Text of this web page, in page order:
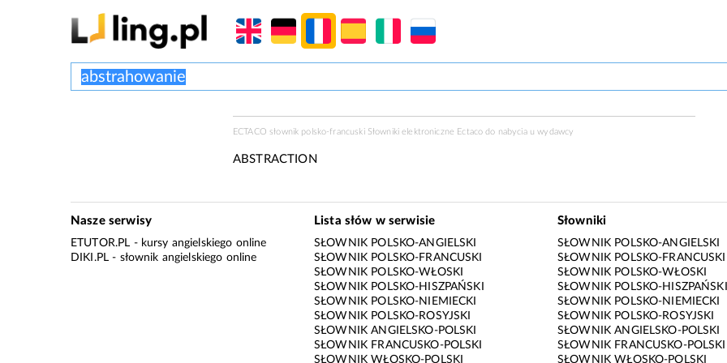
ECTACO słownik polsko-francuski Słowniki elektroniczne Ectaco do nabycia uwydawcy
ABSTRACTION
Nasze serwisy
ETUTOR.PL - kursy angielskiego online
DIKI.PL - słownik angielskiego online
Lista słów w serwisie
SŁOWNIK POLSKO-ANGIELSKI
SŁOWNIK POLSKO-FRANCUSKI
SŁOWNIK POLSKO-WŁOSKI
SŁOWNIK POLSKO-HISZPAŃSKI
SŁOWNIK POLSKO-NIEMIECKI
SŁOWNIK POLSKO-ROSYJSKI
SŁOWNIK ANGIELSKO-POLSKI
SŁOWNIK FRANCUSKO-POLSKI
SŁOWNIK WŁOSKO-POLSKI
Słowniki
SŁOWNIK POLSKO-ANGIELSKI
SŁOWNIK POLSKO-FRANCUSKI
SŁOWNIK POLSKO-WŁOSKI
SŁOWNIK POLSKO-HISZPAŃSKI
SŁOWNIK POLSKO-NIEMIECKI
SŁOWNIK POLSKO-ROSYJSKI
SŁOWNIK ANGIELSKO-POLSKI
SŁOWNIK FRANCUSKO-POLSKI
SŁOWNIK WŁOSKO-POLSKI